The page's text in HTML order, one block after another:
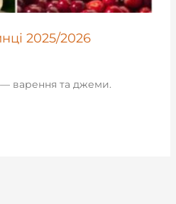
2025/2026
— варення та джеми.